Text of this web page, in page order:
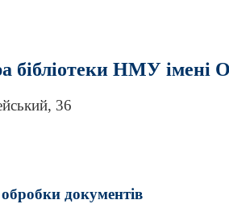
бібліотеки НМУ імені
36
документів